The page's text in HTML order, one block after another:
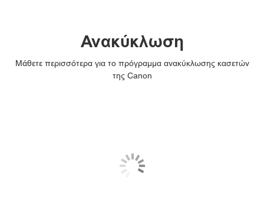
Ανακύκλωση
Μάθετε περισσότερα για το πρόγραμμα ανακύκλωσης κασετών
της Canon